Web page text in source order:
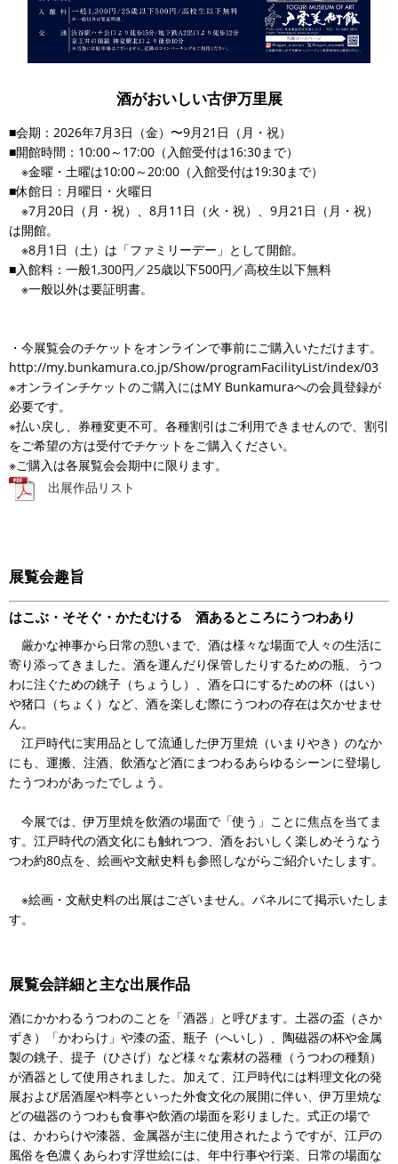
酒がおいしい古伊万里展
■会期：2026年7月3日（金）〜9月21日（月・祝）
■開館時間：10:00～17:00（入館受付は16:30まで）
※金曜・土曜は10:00～20:00（入館受付は19:30まで）
■休館日：月曜日・火曜日
※7月20日（月・祝）、8月11日（火・祝）、9月21日（月・祝）
は開館。
※8月1日（土）は「ファミリーデー」として開館。
■入館料：一般1,300円／25歳以下500円／高校生以下無料
※一般以外は要証明書。
・今展覧会のチケットをオンラインで事前にご購入いただけます。
http://my.bunkamura.co.jp/Show/programFacilityList/index/03
※オンラインチケットのご購入にはMY Bunkamuraへの会員登録が
必要です。
※払い戻し、券種変更不可。各種割引はご利用できませんので、割引
をご希望の方は受付でチケットをご購入ください。
※ご購入は各展覧会会期中に限ります。
出展作品リスト
展覧会趣旨
はこぶ・そそぐ・かたむける 酒あるところにうつわあり
厳かな神事から日常の憩いまで、酒は様々な場面で人々の生活に
寄り添ってきました。酒を運んだり保管したりするための瓶、うつ
わに注ぐための銚子（ちょうし）、酒を口にするための杯（はい）
や猪口（ちょく）など、酒を楽しむ際にうつわの存在は欠かせませ
ん。
江戸時代に実用品として流通した伊万里焼（いまりやき）のなか
にも、運搬、注酒、飲酒など酒にまつわるあらゆるシーンに登場し
たうつわがあったでしょう。
今展では、伊万里焼を飲酒の場面で「使う」ことに焦点を当てま
す。江戸時代の酒文化にも触れつつ、酒をおいしく楽しめそうなう
つわ約80点を、絵画や文献史料も参照しながらご紹介いたします。
※絵画・文献史料の出展はございません。パネルにて掲示いたしま
す。
展覧会詳細と主な出展作品
酒にかかわるうつわのことを「酒器」と呼びます。土器の盃（さか
ずき）「かわらけ」や漆の盃、瓶子（へいし）、陶磁器の杯や金属
製の銚子、提子（ひさげ）など様々な素材の器種（うつわの種類）
が酒器として使用されました。加えて、江戸時代には料理文化の発
展および居酒屋や料亭といった外食文化の展開に伴い、伊万里焼な
どの磁器のうつわも食事や飲酒の場面を彩りました。式正の場で
は、かわらけや漆器、金属器が主に使用されたようですが、江戸の
風俗を色濃くあらわす浮世絵には、年中行事や行楽、日常の場面な